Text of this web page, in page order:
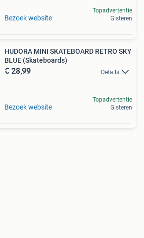
Bezoek website
Topadvertentie
Gisteren
HUDORA MINI SKATEBOARD RETRO SKY
BLUE (Skateboards)
€ 28,99 Details
Bezoek website
Topadvertentie
Gisteren